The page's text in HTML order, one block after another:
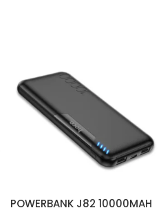
POWERBANK J82 10000MAH